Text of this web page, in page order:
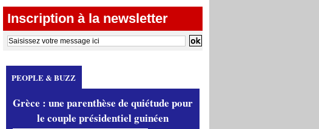
Inscription à la newsletter
PEOPLE & BUZZ
Grèce : une parenthèse de quiétude pour
le couple présidentiel guinéen